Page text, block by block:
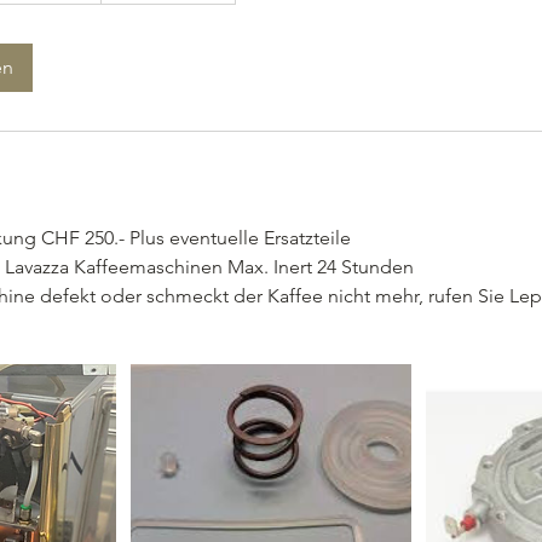
CHF 250.- Plus eventuelle Ersatzteile
Kaffeemaschinen Max. Inert 24 Stunden
defekt oder schmeckt der Kaffee nicht mehr, rufen Sie